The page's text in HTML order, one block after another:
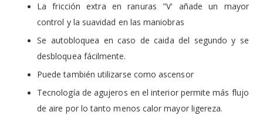
La fricción extra en ranuras "V' añade un mayor
control y la suavidad en las maniobras
Se autobloquea en caso de caida del segundo y se
desbloquea fácilmente.
Puede también utilizarse como ascensor
Tecnología de agujeros en el interior permite más flujo
de aire por lo tanto menos calor mayor ligereza.